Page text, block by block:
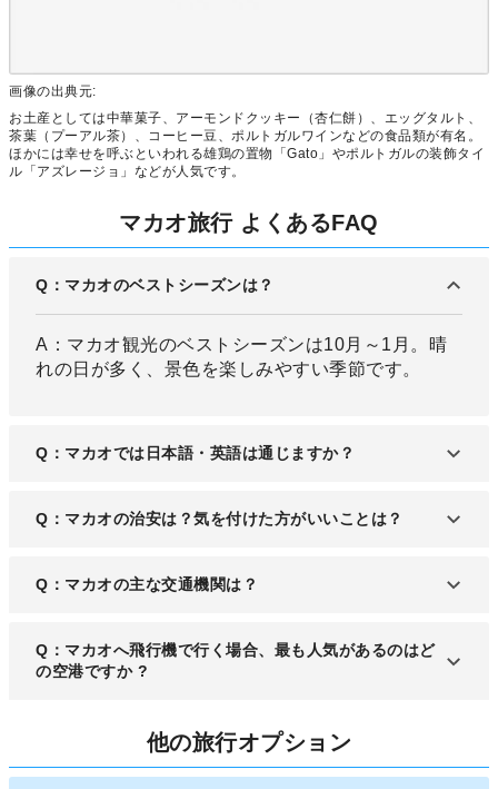
画像の出典元:
お土産としては中華菓子、アーモンドクッキー（杏仁餅）、エッグタルト、
茶葉（プーアル茶）、コーヒー豆、ポルトガルワインなどの食品類が有名。
ほかには幸せを呼ぶといわれる雄鶏の置物「Gato」やポルトガルの装飾タイ
ル「アズレージョ」などが人気です。
マカオ旅行 よくあるFAQ
Q：マカオのベストシーズンは？
A：マカオ観光のベストシーズンは10月～1月。晴
れの日が多く、景色を楽しみやすい季節です。
Q：マカオでは日本語・英語は通じますか？
A：マカオの滞在時、簡単な英語ができるとホテル
Q：マカオの治安は？気を付けた方がいいことは？
A：マカオは比較的安全なエリアとされています。
ようにしましょう。
Q：マカオの主な交通機関は？
A：マカオではバスやタクシーなど公共交通機関で
の移動が基本となっています。
Q：マカオへ飛行機で行く場合、最も人気があるのはど
の空港ですか ?
A：マカオ国際空港は、マカオにある唯一の国際空
港で空の玄関口として親しまれています。
他の旅行オプション